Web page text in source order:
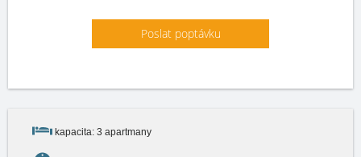
Poslat poptávku
kapacita: 3 apartmany